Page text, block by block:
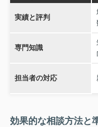
実績と評判
専門知識
担当者の対応
効果的な相談方法と